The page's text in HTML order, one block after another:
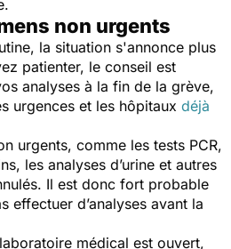
non urgents
la situation s'annonce plus
patienter, le conseil est
analyses à la fin de la grève,
urgences et les hôpitaux déjà
urgents, comme les tests PCR,
les analyses d’urine et autres
Il est donc fort probable
effectuer d’analyses avant la
médical est ouvert,